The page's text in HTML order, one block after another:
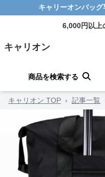
キャリーオンバッ
6,000円以上
キャリオン
商品を検索する
キャリオン TOP › 記事一覧